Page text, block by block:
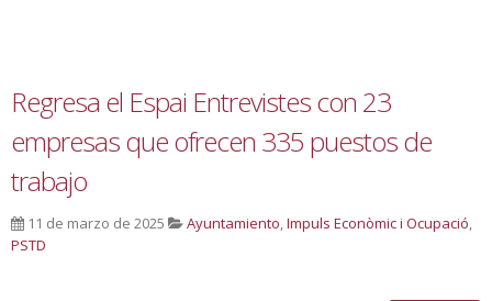
Regresa el Espai Entrevistes con 23
empresas que ofrecen 335 puestos de
trabajo
11 de marzo de 2025 Ayuntamiento,Impuls Econòmic i Ocupació,
PSTD